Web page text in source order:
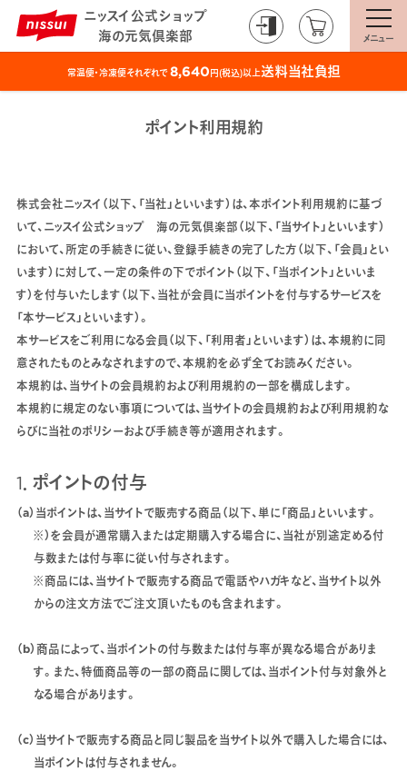
ニッスイ公式ショップ
海の元気倶楽部
メニュー
常温便・冷凍便それぞれで8,640円(税込)以上送料当社負担
ポイント利用規約
株式会社ニッスイ（以下、「当社」といいます）は、本ポイント利用規約に基づ
いて、ニッスイ公式ショップ 海の元気倶楽部（以下、「当サイト」といいます）
において、所定の手続きに従い、登録手続きの完了した方（以下、「会員」とい
います）に対して、一定の条件の下でポイント（以下、「当ポイント」といいま
す）を付与いたします（以下、当社が会員に当ポイントを付与するサービスを
「本サービス」といいます）。
本サービスをご利用になる会員（以下、「利用者」といいます）は、本規約に同
意されたものとみなされますので、本規約を必ず全てお読みください。
本規約は、当サイトの会員規約および利用規約の一部を構成します。
本規約に規定のない事項については、当サイトの会員規約および利用規約な
らびに当社のポリシーおよび手続き等が適用されます。
1．ポイントの付与
（a）当ポイントは、当サイトで販売する商品（以下、単に「商品」といいます。
※）を会員が通常購入または定期購入する場合に、当社が別途定める付
与数または付与率に従い付与されます。
※商品には、当サイトで販売する商品で電話やハガキなど、当サイト以外
からの注文方法でご注文頂いたものも含まれます。
（b）商品によって、当ポイントの付与数または付与率が異なる場合がありま
す。また、特価商品等の一部の商品に関しては、当ポイント付与対象外と
なる場合があります。
（c）当サイトで販売する商品と同じ製品を当サイト以外で購入した場合には、
当ポイントは付与されません。